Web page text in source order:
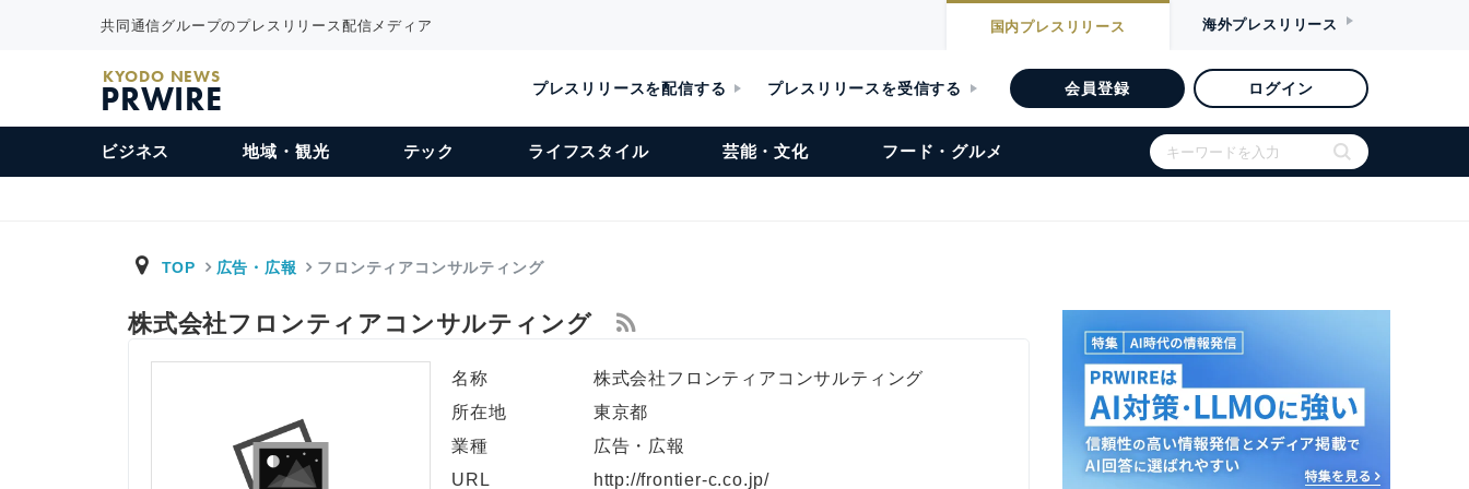
共同通信グループのプレスリリース配信メディア 国内プレスリリース 海外プレスリリース
KYODO NEWS
PRWIRE プレスリリースを配信する プレスリリースを受信する 会員登録 ログイン
ビジネス 地域・観光 テック ライフスタイル 芸能・文化 フード・グルメ
TOP 広告・広報 フロンティアコンサルティング
株式会社フロンティアコンサルティング
名称
株式会社フロンティアコンサルティング
所在地
東京都
業種
広告・広報
URL
http://frontier-c.co.jp/